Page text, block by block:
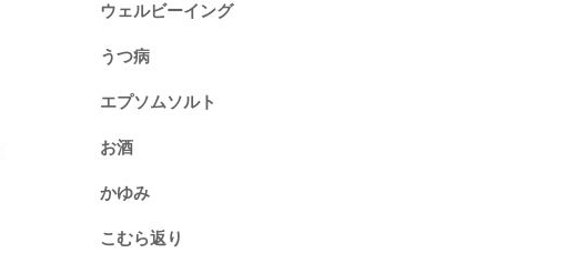
ウェルビーイング
うつ病
エプソムソルト
お酒
かゆみ
こむら返り